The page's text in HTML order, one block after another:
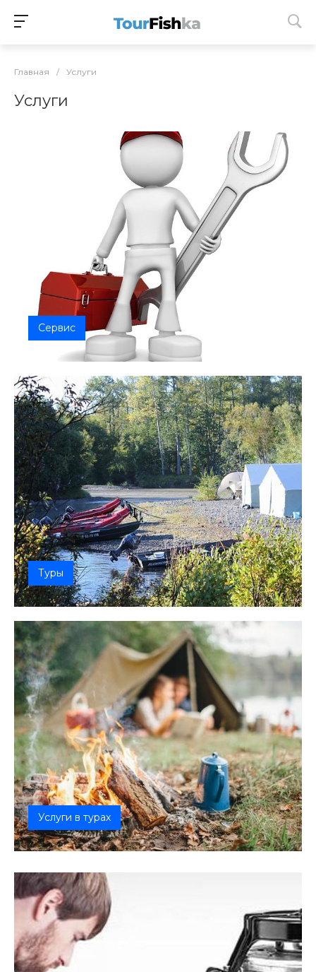
Главная / Услуги
Услуги
Сервис
Сервис по ремонту, тюнингу, обслуживанию
Туры
Рыболовной портал «ТурФишка» расширяет
Услуги в турах
Дополнительные услуги ТурФишки в турах